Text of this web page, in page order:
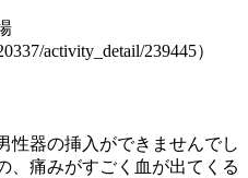
activity_detail/239445）
性器の挿入ができませんでし
、痛みがすごく血が出てくる